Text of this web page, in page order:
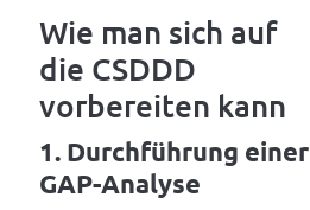
Wie man sich auf
die CSDDD
vorbereiten kann
1. Durchführung einer
GAP-Analyse